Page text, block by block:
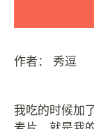
作者： 秀逗
我吃的时候加